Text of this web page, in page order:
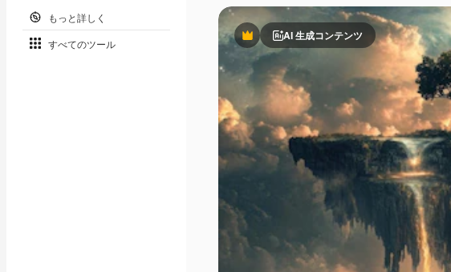
もっと詳しく
すべてのツール
PremiumAI 生成コンテンツ